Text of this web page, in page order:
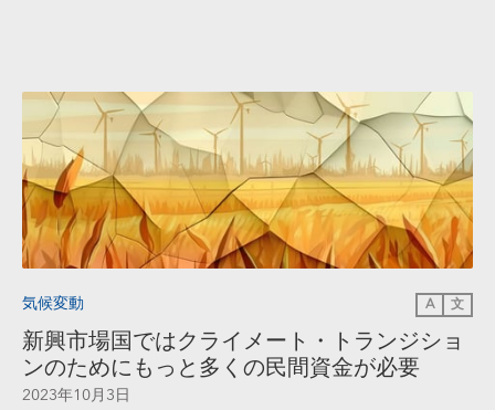
気候変動 A 文
新興市場国ではクライメート・トランジショ
ンのためにもっと多くの民間資金が必要
2023年10月3日